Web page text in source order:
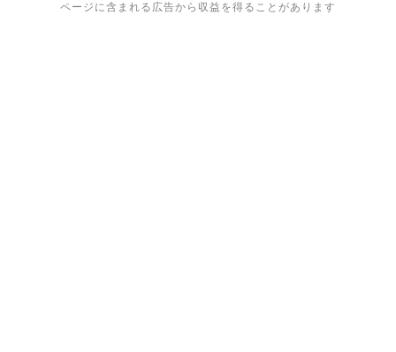
ページに含まれる広告から収益を得ることがあります